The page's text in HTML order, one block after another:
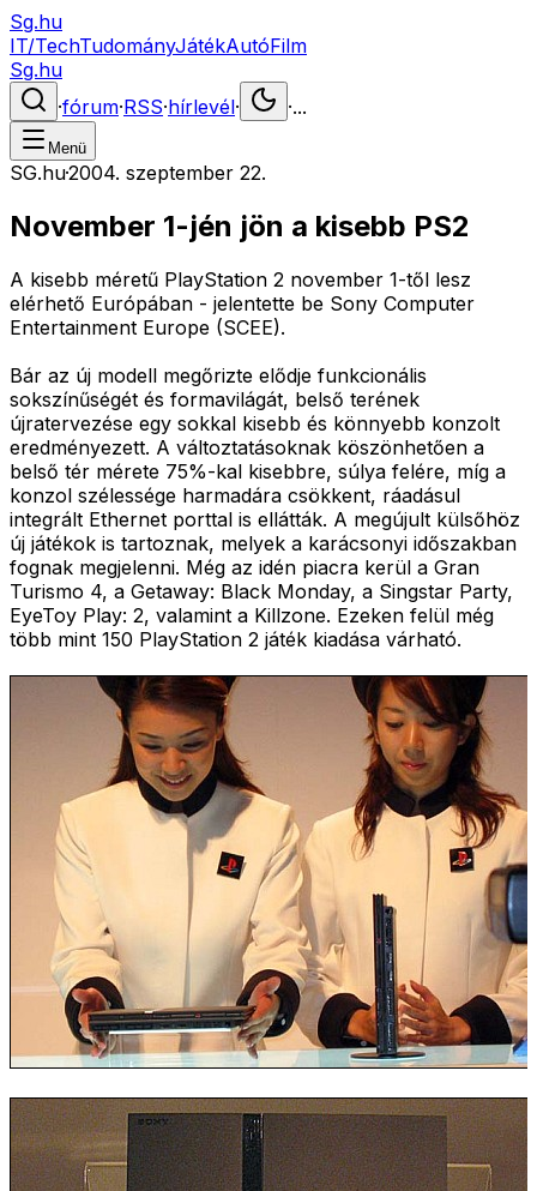
Sg.hu
IT/TechTudományJátékAutóFilm
Sg.hu
·fórum·RSS·hírlevél· ·...
Menü
SG.hu·2004. szeptember 22.
November 1-jén jön a kisebb PS2
A kisebb méretű PlayStation 2 november 1-től lesz
elérhető Európában - jelentette be Sony Computer
Entertainment Europe (SCEE).
Bár az új modell megőrizte elődje funkcionális
sokszínűségét és formavilágát, belső terének
újratervezése egy sokkal kisebb és könnyebb konzolt
eredményezett. A változtatásoknak köszönhetően a
belső tér mérete 75%-kal kisebbre, súlya felére, míg a
konzol szélessége harmadára csökkent, ráadásul
integrált Ethernet porttal is ellátták. A megújult külsőhöz
új játékok is tartoznak, melyek a karácsonyi időszakban
fognak megjelenni. Még az idén piacra kerül a Gran
Turismo 4, a Getaway: Black Monday, a Singstar Party,
EyeToy Play: 2, valamint a Killzone. Ezeken felül még
több mint 150 PlayStation 2 játék kiadása várható.